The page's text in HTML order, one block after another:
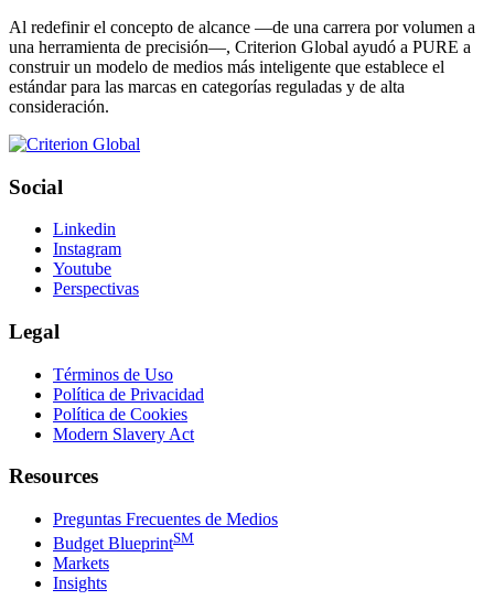
Al redefinir el concepto de alcance —de una carrera por volumen a
una herramienta de precisión—, Criterion Global ayudó a PURE a
construir un modelo de medios más inteligente que establece el
estándar para las marcas en categorías reguladas y de alta
consideración.
Social
Linkedin
Instagram
Youtube
Perspectivas
Legal
Términos de Uso
Política de Privacidad
Política de Cookies
Modern Slavery Act
Resources
Preguntas Frecuentes de Medios
Budget BlueprintSM
Markets
Insights